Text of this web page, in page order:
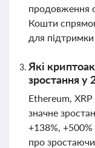
продовження
Кошти
для
Які
зростання у
Ethereum,
значне
+138%, +500%
про